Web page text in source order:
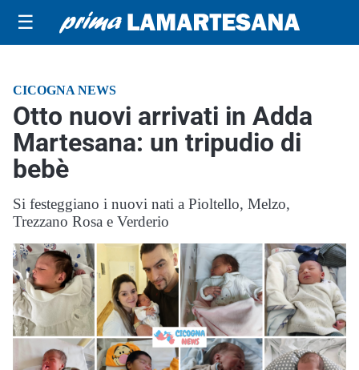
☰
CICOGNA NEWS
Otto nuovi arrivati in Adda
Martesana: un tripudio di
bebè
Si festeggiano i nuovi nati a Pioltello, Melzo,
Trezzano Rosa e Verderio